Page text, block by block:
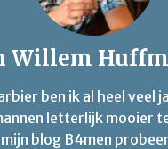
Willem
ben ik al heel veel
letterlijk mooier
blog B4men